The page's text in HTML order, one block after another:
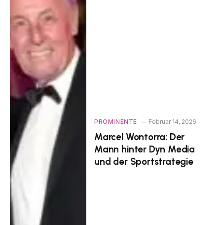
PROMINENTE Februar 14, 2026
Marcel Wontorra: Der
Mann hinter Dyn Media
und der Sportstrategie